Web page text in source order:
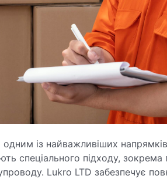
із найважливіших
спеціального підходу,
Lukro LTD забезпечує